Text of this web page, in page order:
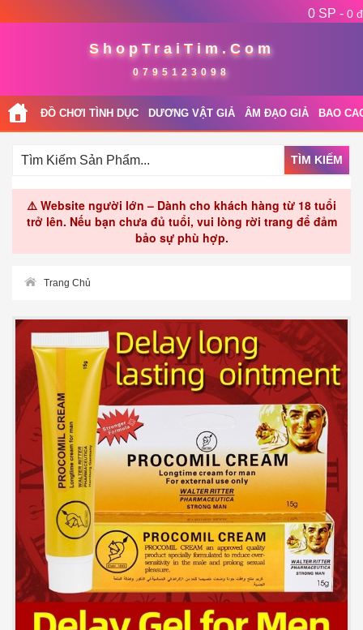
0 SP - 0 đ
ShopTraiTim.Com
0795123098
ĐỒ CHƠI TÌNH DỤC DƯƠNG VẬT GIẢ ÂM ĐẠO GIẢ BAO
TÌM KIẾM
⚠️ Website người lớn – Dành cho khách hàng từ 18 tuổi
trở lên. Nếu bạn chưa đủ tuổi, vui lòng rời trang để đảm
bảo sự phù hợp.
Trang Chủ